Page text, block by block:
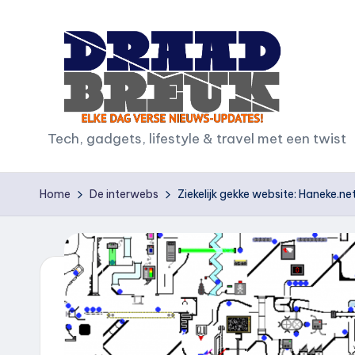
D
r
a
Tech, gadgets, lifestyle & travel met een twist
Home De interwebs Ziekelijk gekke website: